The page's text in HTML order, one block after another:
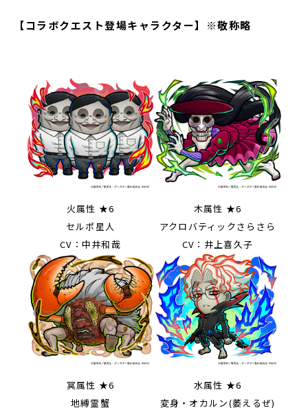
【コラボクエスト登場キャラクター】※敬称略
火属性 ★6
セルポ星人
CV：中井和哉
木属性 ★6
アクロバティックさらさら
CV：井上喜久子
冥属性 ★6
地縛霊蟹
水属性 ★6
変身・オカルン(萎えるぜ)